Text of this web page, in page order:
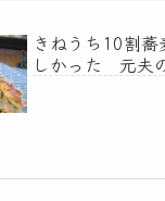
きねうち10割蕎
しかった 元夫